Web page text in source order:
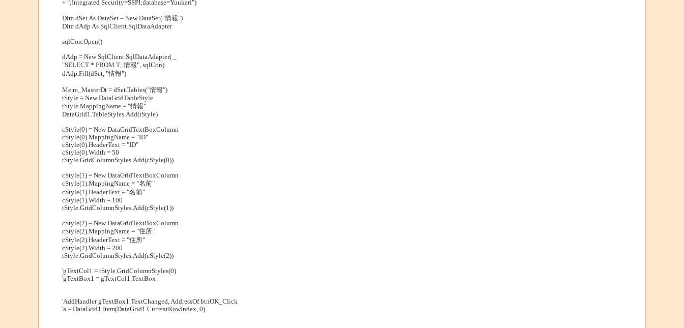
+ ";Integrated Security=SSPI;database=Yuukari")
Dim dSet As DataSet = New DataSet("情報")
Dim dAdp As SqlClient.SqlDataAdapter
sqlCon.Open()
dAdp = New SqlClient.SqlDataAdapter( _
"SELECT * FROM T_情報", sqlCon)
dAdp.Fill(dSet, "情報")
Me.m_MasterDt = dSet.Tables("情報")
tStyle = New DataGridTableStyle
tStyle.MappingName = "情報"
DataGrid1.TableStyles.Add(tStyle)
cStyle(0) = New DataGridTextBoxColumn
cStyle(0).MappingName = "ID"
cStyle(0).HeaderText = "ID"
cStyle(0).Width = 50
tStyle.GridColumnStyles.Add(cStyle(0))
cStyle(1) = New DataGridTextBoxColumn
cStyle(1).MappingName = "名前"
cStyle(1).HeaderText = "名前"
cStyle(1).Width = 100
tStyle.GridColumnStyles.Add(cStyle(1))
cStyle(2) = New DataGridTextBoxColumn
cStyle(2).MappingName = "住所"
cStyle(2).HeaderText = "住所"
cStyle(2).Width = 200
tStyle.GridColumnStyles.Add(cStyle(2))
'gTextCol1 = tStyle.GridColumnStyles(0)
'gTextBox1 = gTextCol1.TextBox
'AddHandler gTextBox1.TextChanged, AddressOf btnOK_Click
'a = DataGrid1.Item(DataGrid1.CurrentRowIndex, 0)